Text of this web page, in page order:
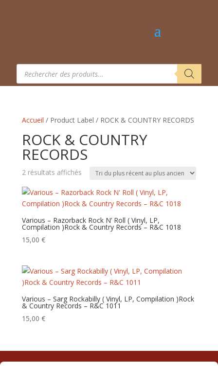
Recherche
produits
Accueil / Product Label / ROCK & COUNTRY RECORDS
ROCK & COUNTRY
RECORDS
2 résultats affichésTrié
plus
récent
au
plus
Various – Razorback Rock N’ Roll ( Vinyl, LP,
Compilation )Rock & Country Records – R&C 1018
15,00 €
Various – Sarg Rockabilly ( Vinyl, LP, Compilation )Rock
& Country Records – R&C 1011
15,00 €